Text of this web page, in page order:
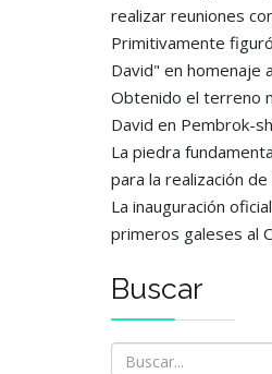
realizar reuniones
Primitivamente
David" en homenaje
Obtenido el terreno
David en Pembrok-
La piedra
para la realización
La inauguración
primeros galeses al
Buscar